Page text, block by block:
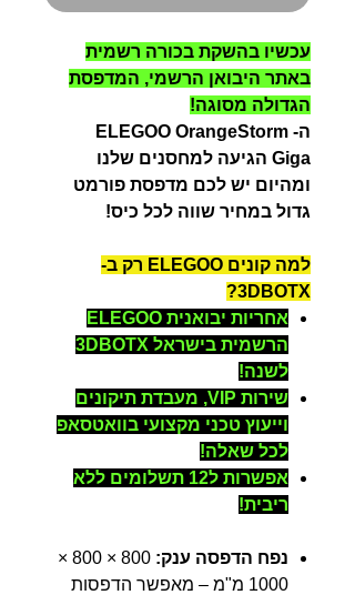
עכשיו בהשקת בכורה רשמית
באתר היבואן הרשמי, המדפסת
הגדולה מסוגה!
ה- ELEGOO OrangeStorm
Giga הגיעה למחסנים שלנו
ומהיום יש לכם מדפסת פורמט
גדול במחיר שווה לכל כיס!
למה קונים ELEGOO רק ב-
3DBOTX?
אחריות יבואנית ELEGOO
הרשמית בישראל 3DBOTX
לשנה!
שירות VIP, מעבדת תיקונים
וייעוץ טכני מקצועי בוואטסאפ
לכל שאלה!
אפשרות ל12 תשלומים ללא
ריבית!
נפח הדפסה ענק:
800 × 800 ×
1000 מ"מ – מאפשר הדפסות